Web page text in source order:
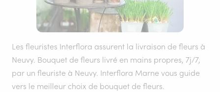
Les fleuristes Interflora assurent la livraison de fleurs à
Neuvy. Bouquet de fleurs livré en mains propres, 7j/7,
par un fleuriste à Neuvy. Interflora Marne vous guide
vers le meilleur choix de bouquet de fleurs.